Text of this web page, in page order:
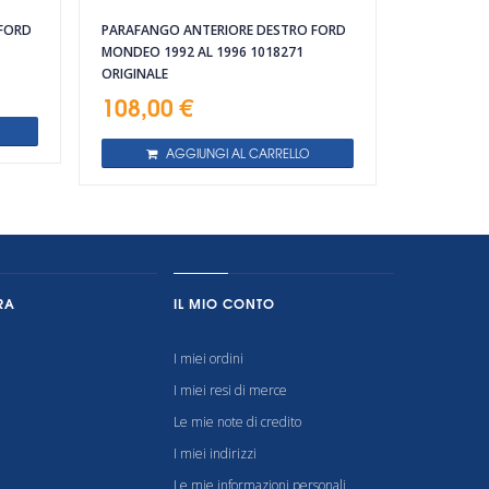
PARAFANGO ANTERIORE DESTRO FORD
MONDEO 1992 AL 1996 1018271
ORIGINALE
108,00 €
AGGIUNGI AL CARRELLO
IL MIO CONTO
I miei ordini
I miei resi di merce
Le mie note di credito
I miei indirizzi